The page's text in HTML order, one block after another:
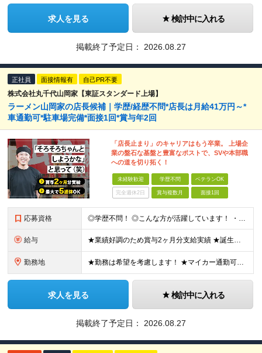
求人を見る 検討中に入れる
掲載終了予定日： 2026.08.27
正社員 面接情報有 自己PR不要
株式会社丸千代山岡家【東証スタンダード上場】
ラーメン山岡家の店長候補｜学歴/経歴不問*店長は月給41万円～*
車通勤可*駐車場完備*面接1回*賞与年2回
「店長止まり」のキャリアはもう卒業。 上場企
業の盤石な基盤と豊富なポストで、SVや本部職
への道を切り拓く！
未経験歓迎 学歴不問 ベテランOK
完全週休2日 賞与複数月 面接1回
応募資格 ◎学歴不問！ ◎こんな方が活躍しています！ ・研修や制度面が整っている会社で働きたい方 ・店長やその先を目指したい方 ・給与を上げていきたい方 など □未経験・第二新卒・フリーター □ブランクがある
給与 ★業績好調のため賞与2ヶ月分支給実績 ★誕生日手当など手当充実 ★年2回昇給チャンス有＆入社1年で店長昇格可 ★残業代全額支給（1分単位で支給） ■月給24万円～36万円 ※残業代全額支給（1分単位
勤務地 ★勤務は希望を考慮します！ ★マイカー通勤可（駐車場完備） ★全国の各店舗で募集中！続々出店予定！ ～国内300店舗、47都道府県への展開を目標に出店中！～ ▼積極採用地域▼ ・中部（富山、石川、
求人を見る 検討中に入れる
掲載終了予定日： 2026.08.27